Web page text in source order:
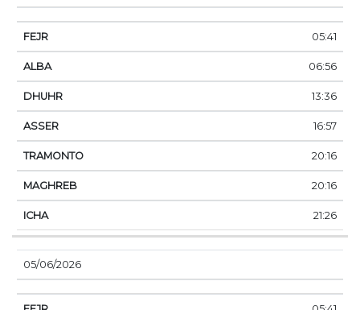
05:41
06:56
13:36
16:57
20:16
20:16
21:26
05/06/2026